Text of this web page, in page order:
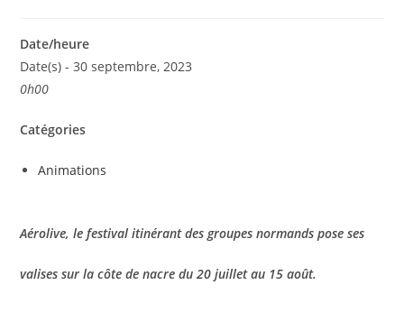
Date/heure
Date(s) - 30 septembre, 2023
0h00
Catégories
Animations
Aérolive, le festival itinérant des groupes normands pose ses
valises sur la côte de nacre du 20 juillet au 15 août.